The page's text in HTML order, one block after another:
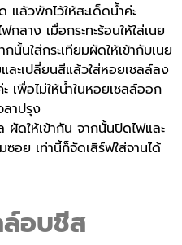
แล้วพักไว้ให้สะเด็ดน้ำค่ะ
กลาง เมื่อกระทะร้อนให้ใส่เนย
นั้นใส่กระเทียมผัดให้เข้ากับเนย
ละเปลี่ยนสีแล้วใส่หอยเชลล์ลง
เพื่อไม่ให้น้ำในหอยเชลล์ออก
ลาปรุง
ผัดให้เข้ากัน จากนั้นปิดไฟและ
อย เท่านี้ก็จัดเสิร์ฟใส่จานได้
อบชีส